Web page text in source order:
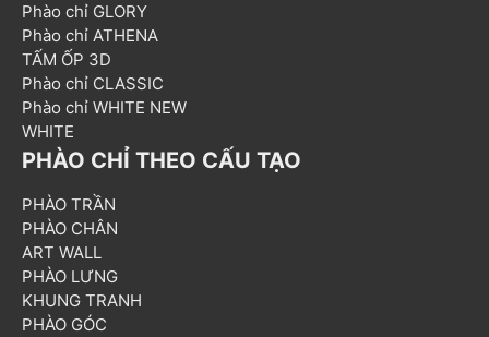
Phào chỉ GLORY
Phào chỉ ATHENA
TẤM ỐP 3D
Phào chỉ CLASSIC
Phào chỉ WHITE NEW
WHITE
PHÀO CHỈ THEO CẤU TẠO
PHÀO TRẦN
PHÀO CHÂN
ART WALL
PHÀO LƯNG
KHUNG TRANH
PHÀO GÓC